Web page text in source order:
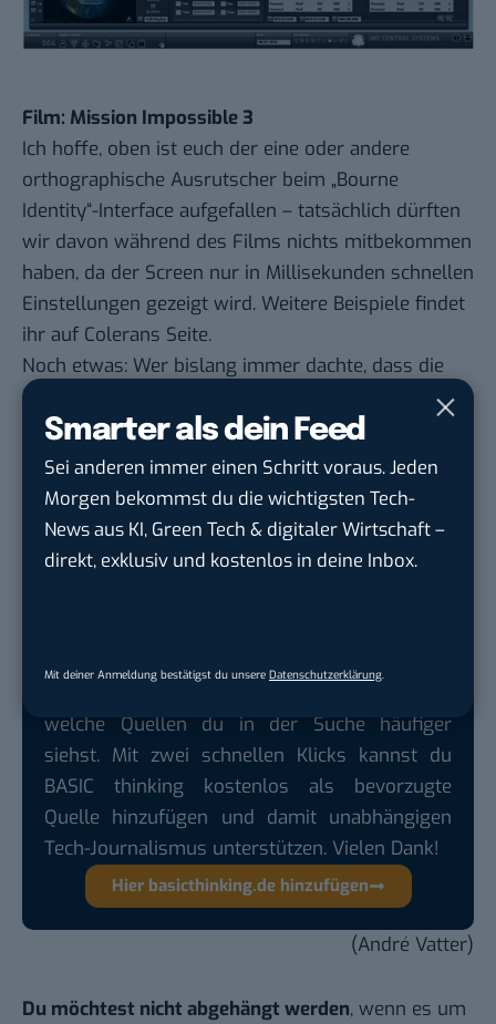
Smarter als dein Feed
Sei anderen immer einen Schritt voraus. Jeden
Morgen bekommst du die wichtigsten Tech-
News aus KI, Green Tech & digitaler Wirtschaft –
direkt, exklusiv und kostenlos in deine Inbox.
Mit deiner Anmeldung bestätigst du unsere Datenschutzerklärung
Film: Mission Impossible 3
Ich hoffe, oben ist euch der eine oder andere
orthographische Ausrutscher beim „Bourne
Identity“-Interface aufgefallen – tatsächlich dürften
wir davon während des Films nichts mitbekommen
haben, da der Screen nur in Millisekunden schnellen
Einstellungen gezeigt wird. Weitere Beispiele findet
ihr auf Colerans Seite.
Noch etwas: Wer bislang immer dachte, dass die
Bedienung des Rechners Teil der Schauspielerei sei,
der irrt. In Wirklichkeit hämmern die Schauspieler
lediglich auf einem Dummy-Keyboard herum –
Coleran und seine Kollegen hocken dann am Set
und stimmen das Monitorbild auf die Eingaben ab
(„Pseudointeraktion“). Designer unter euch? Wer hat
welche Quellen du in der Suche häufiger
siehst. Mit zwei schnellen Klicks kannst du
BASIC thinking kostenlos als bevorzugte
Quelle hinzufügen und damit unabhängigen
Tech-Journalismus unterstützen. Vielen Dank!
Hier basicthinking.de hinzufügen
(André Vatter)
Du möchtest nicht abgehängt werden, wenn es um